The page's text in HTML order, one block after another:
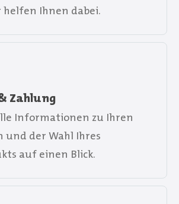
helfen Ihnen dabei.
Zahlung
Informationen zu Ihren
und der Wahl Ihres
auf einen Blick.